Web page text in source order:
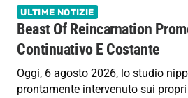
ULTIME NOTIZIE
Beast Of Reincarnation
Continuativo E Costante
Oggi, 6 agosto 2026, lo studio
prontamente intervenuto sui